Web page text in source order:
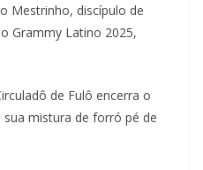
Mestrinho, discípulo de
Grammy Latino 2025,
de Fulô encerra o
mistura de forró pé de